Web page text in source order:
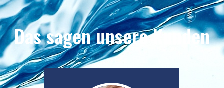
Das sagen unsere Kunden